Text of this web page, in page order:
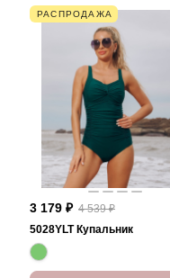
РАСПРОДАЖА
3 179 ₽ 4 539 ₽
5028YLT Купальник